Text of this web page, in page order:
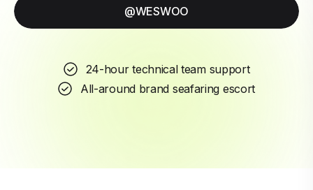
@WESWOO
24-hour technical team support
All-around brand seafaring escort